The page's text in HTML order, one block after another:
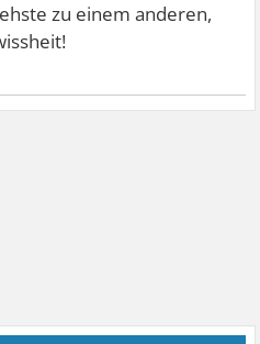
zu einem anderen,